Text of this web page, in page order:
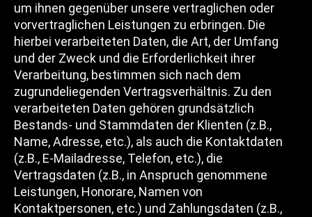
um ihnen gegenüber unsere vertraglichen oder
vorvertraglichen Leistungen zu erbringen. Die
hierbei verarbeiteten Daten, die Art, der Umfang
und der Zweck und die Erforderlichkeit ihrer
Verarbeitung, bestimmen sich nach dem
zugrundeliegenden Vertragsverhältnis. Zu den
verarbeiteten Daten gehören grundsätzlich
Bestands- und Stammdaten der Klienten (z.B.,
Name, Adresse, etc.), als auch die Kontaktdaten
(z.B., E-Mailadresse, Telefon, etc.), die
Vertragsdaten (z.B., in Anspruch genommene
Leistungen, Honorare, Namen von
Kontaktpersonen, etc.) und Zahlungsdaten (z.B.,